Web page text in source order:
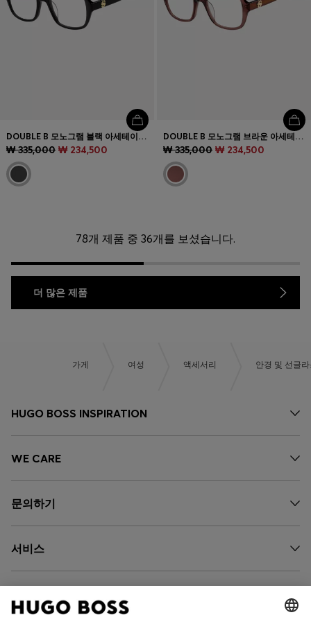
DOUBLE B 모노그램 블랙 아세테이트 안경테
₩ 335,000 ₩ 234,500
DOUBLE B 모노그램 브라운 아세테이트 옵티컬 프레임
₩ 335,000 ₩ 234,500
78개 제품 중 36개를 보셨습니다.
더 많은 제품
가게 여성 액세서리 안경 및 선글
HUGO BOSS INSPIRATION
WE CARE
문의하기
서비스